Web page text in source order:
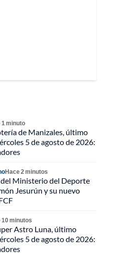
1 minuto
de Manizales, último
5 de agosto de 2026:
Hace 2 minutos
Ministerio del Deporte
Jesurún y su nuevo
10 minutos
Astro Luna, último
5 de agosto de 2026: